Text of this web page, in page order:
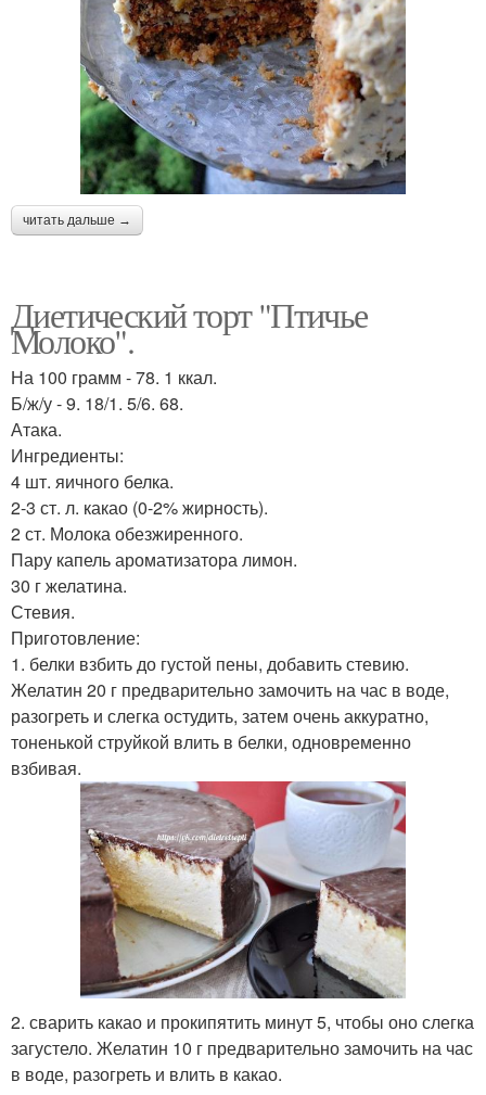
читать дальше →
Диетический торт "Птичье
Молоко".
На 100 грамм - 78. 1 ккал.
Б/ж/у - 9. 18/1. 5/6. 68.
Атака.
Ингредиенты:
4 шт. яичного белка.
2-3 ст. л. какао (0-2% жирность).
2 ст. Молока обезжиренного.
Пару капель ароматизатора лимон.
30 г желатина.
Стевия.
Приготовление:
1. белки взбить до густой пены, добавить стевию.
Желатин 20 г предварительно замочить на час в воде,
разогреть и слегка остудить, затем очень аккуратно,
тоненькой струйкой влить в белки, одновременно
взбивая.
2. сварить какао и прокипятить минут 5, чтобы оно слегка
загустело. Желатин 10 г предварительно замочить на час
в воде, разогреть и влить в какао.